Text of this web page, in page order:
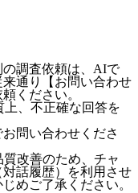
の調査依頼は、AIで
通り【お問い合わせ
ください。
上、不正確な回答を
問い合わせくださ
改善のため、チャ
話履歴）を利用させ
めご了承ください。